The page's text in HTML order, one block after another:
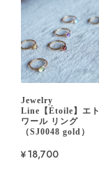
Jewelry
Line【Étoile】エト
ワール リング
（SJ0048 gold）
¥18,700